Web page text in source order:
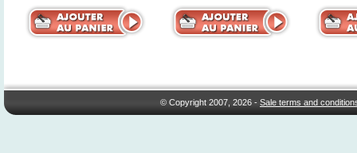
© Copyright 2007, 2026 -Sale terms and